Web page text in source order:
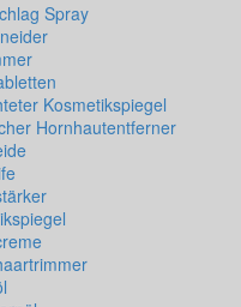
Spray
Kosmetikspiegel
Hornhautentferner